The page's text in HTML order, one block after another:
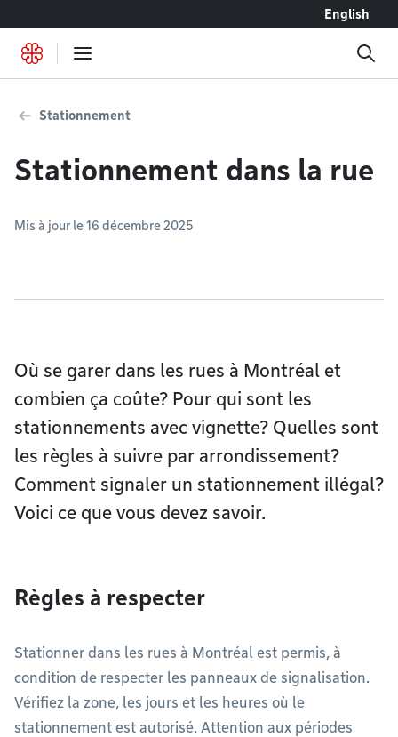
English
Stationnement
Stationnement dans la rue
Mis à jour le 16 décembre 2025
Où se garer dans les rues à Montréal et
combien ça coûte? Pour qui sont les
stationnements avec vignette? Quelles sont
les règles à suivre par arrondissement?
Comment signaler un stationnement illégal?
Voici ce que vous devez savoir.
Règles à respecter
Stationner dans les rues à Montréal est permis, à
condition de respecter les panneaux de signalisation.
Vérifiez la zone, les jours et les heures où le
stationnement est autorisé. Attention aux périodes